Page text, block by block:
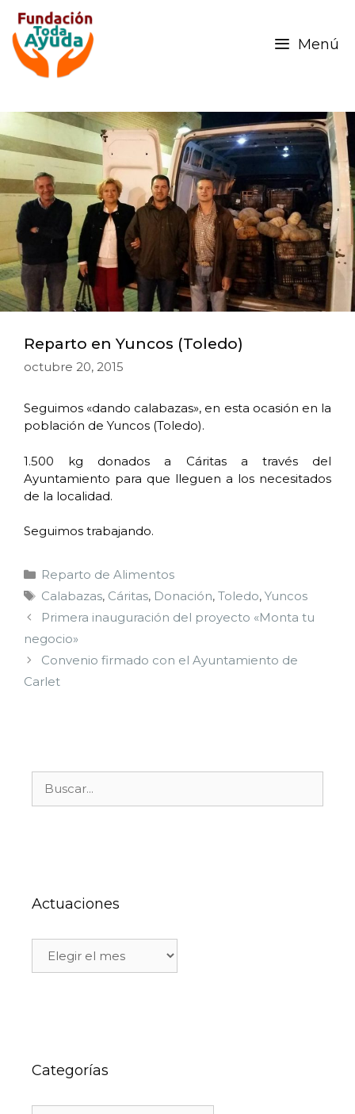
Menú
Reparto en Yuncos (Toledo)
octubre 20, 2015
Seguimos «dando calabazas», en esta ocasión en la
población de Yuncos (Toledo).
1.500 kg donados a Cáritas a través del
Ayuntamiento para que lleguen a los necesitados
de la localidad.
Seguimos trabajando.
Reparto de Alimentos
Calabazas, Cáritas, Donación, Toledo, Yuncos
Primera inauguración del proyecto «Monta tu
negocio»
Convenio firmado con el Ayuntamiento de
Carlet
Actuaciones
Categorías